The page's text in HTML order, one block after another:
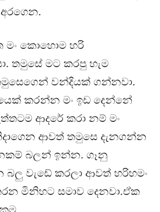
මං කොහොම හරි
තමුසේ මට කරපු හැම
වන්දියක් ගන්නවා.
කරන්න මං ඉඩ දෙන්නේ
ආදරේ කරා නම් මං
ආවත් තමුසෙ දැනගන්න
බලන් ඉන්න. ගෑනු
වැඩේ කරලා ආවත් හරිහමං
මිනිහට සමාව දෙනවා.ඒක